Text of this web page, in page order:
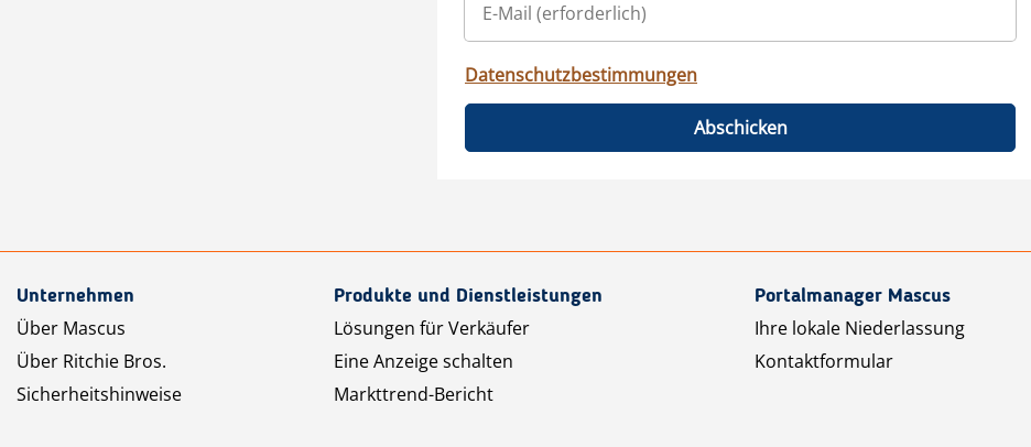
Datenschutzbestimmungen
Abschicken
Unternehmen
Über Mascus
Über Ritchie Bros.
Sicherheitshinweise
Produkte und Dienstleistungen
Lösungen für Verkäufer
Eine Anzeige schalten
Markttrend-Bericht
Portalmanager Mascus
Ihre lokale Niederlassung
Kontaktformular